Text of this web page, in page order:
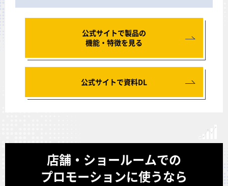
公式サイトで製品の
機能・特徴を見る
公式サイトで資料DL
店舗・ショールームでの
プロモーションに使うなら